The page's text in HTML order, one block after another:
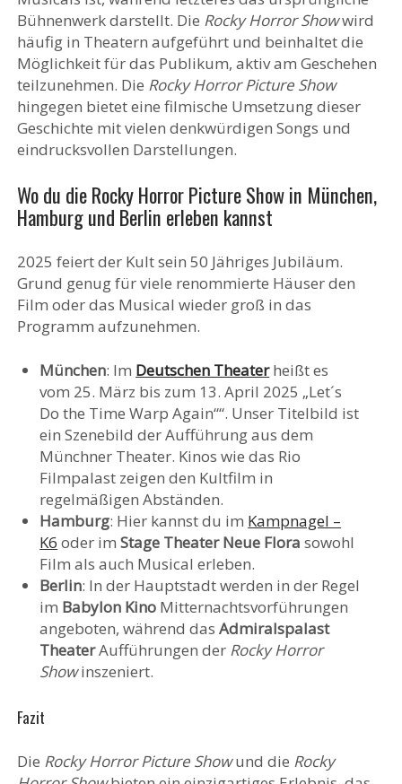
Bühnenwerk darstellt. Die Rocky Horror Showwird
häufig in Theatern aufgeführt und beinhaltet die
Möglichkeit für das Publikum, aktiv am Geschehen
teilzunehmen. Die Rocky Horror Picture Show
hingegen bietet eine filmische Umsetzung dieser
Geschichte mit vielen denkwürdigen Songs und
eindrucksvollen Darstellungen.
Wo du die Rocky Horror Picture Show in München,
Hamburg und Berlin erleben kannst
2025 feiert der Kult sein 50 Jähriges Jubiläum.
Grund genug für viele renommierte Häuser den
Film oder das Musical wieder groß in das
Programm aufzunehmen.
München: Im Deutschen Theaterheißt es
vom 25. März bis zum 13. April 2025 „Let´s
Do the Time Warp Again““. Unser Titelbild ist
ein Szenebild der Aufführung aus dem
Münchner Theater. Kinos wie das Rio
Filmpalast zeigen den Kultfilm in
regelmäßigen Abständen.
Hamburg: Hier kannst du im Kampnagel –
K6 oder imStage Theater Neue Flora sowohl
Film als auch Musical erleben.
Berlin: In der Hauptstadt werden in der Regel
im Babylon Kino Mitternachtsvorführungen
angeboten, während dasAdmiralspalast
TheaterAufführungen der Rocky Horror
Showinszeniert.
Fazit
Die Rocky Horror Picture Showund die Rocky